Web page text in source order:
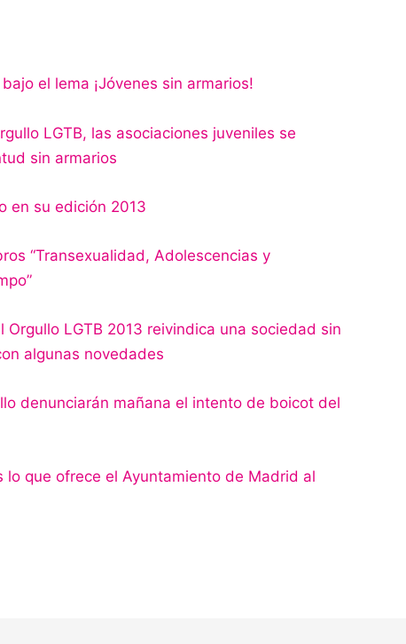
el lema ¡Jóvenes sin armarios!
LGTB, las asociaciones juveniles se
sin armarios
en su edición 2013
“Transexualidad, Adolescencias y
LGTB 2013 reivindica una sociedad sin
algunas novedades
denunciarán mañana el intento de boicot del
lo que ofrece el Ayuntamiento de Madrid al